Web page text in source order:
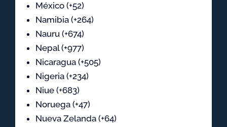
México (+52)
Namibia (+264)
Nauru (+674)
Nepal (+977)
Nicaragua (+505)
Nigeria (+234)
Niue (+683)
Noruega (+47)
Nueva Zelanda (+64)